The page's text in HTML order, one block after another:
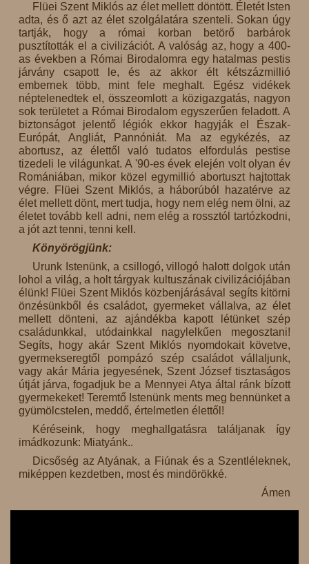
Flüei Szent Miklós az élet mellett döntött. Életét Isten
adta, és ő azt az élet szolgálatára szenteli. Sokan úgy
tartják, hogy a római korban betörő barbárok
pusztították el a civilizációt. A valóság az, hogy a 400-
as években a Római Birodalomra egy hatalmas pestis
járvány csapott le, és az akkor élt kétszázmillió
embernek több, mint fele meghalt. Egész vidékek
néptelenedtek el, összeomlott a közigazgatás, nagyon
sok területet a Római Birodalom egyszerűen feladott. A
biztonságot jelentő légiók ekkor hagyják el Észak-
Európát, Angliát, Pannóniát. Ma az egykézés, az
abortusz, az élettől való tudatos elfordulás pestise
tizedeli le világunkat. A '90-es évek elején volt olyan év
Romániában, mikor közel egymillió abortuszt hajtottak
végre. Flüei Szent Miklós, a háborúból hazatérve az
élet mellett dönt, mert tudja, hogy nem elég nem ölni, az
életet tovább kell adni, nem elég a rossztól tartózkodni,
a jót azt tenni, tenni kell.
Könyörögjünk:
Urunk Istenünk, a csillogó, villogó halott dolgok után
lohol a világ, a holt tárgyak kultuszának civilizációjában
élünk! Flüei Szent Miklós közbenjárásával segíts kitörni
önzésünkből és családot, gyermeket vállalva, az élet
mellett dönteni, az ajándékba kapott létünket szép
családunkkal, utódainkkal nagylelkűen megosztani!
Segíts, hogy akár Szent Miklós nyomdokait követve,
gyermekseregtől pompázó szép családot vállaljunk,
vagy akár Mária jegyesének, Szent József tisztaságos
útját járva, fogadjuk be a Mennyei Atya által ránk bízott
gyermekeket! Teremtő Istenünk ments meg bennünket a
gyümölcstelen, meddő, értelmetlen élettől!
Kéréseink, hogy meghallgatásra találjanak így
imádkozunk: Miatyánk..
Dicsőség az Atyának, a Fiúnak és a Szentléleknek,
miképpen kezdetben, most és mindörökké.
Ámen